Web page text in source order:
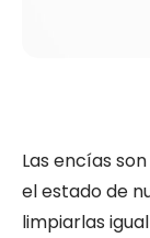
Las encías
el estado de
limpiarlas